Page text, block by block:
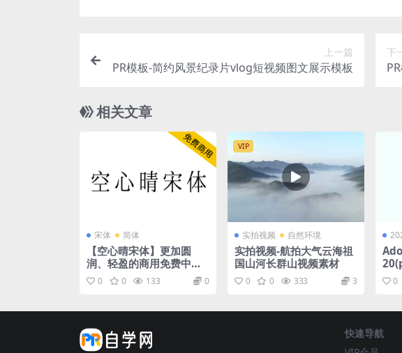
上一篇
PR模板-简约风景纪录片vlog短视频图文展示模板
下
相关文章
宋体 简体
【空心晴宋体】更加圆
润、轻盈的商用免费中文
宋体字体
0 0 133 0
VIP
实拍视频 自然环境
实拍视频-航拍大气云海祖
国山河长群山视频素材
0 0 333 3
装版
0
快速导航